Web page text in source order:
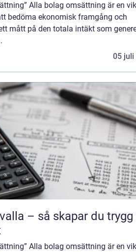
Alla bolag omsättning är en
bedöma ekonomisk framgång och
mått på den totala intäkt som
05 juli
– så skapar du trygg
Alla bolag omsättning är en